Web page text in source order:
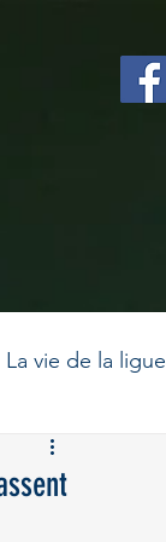
La vie de la ligue
Golf féminin